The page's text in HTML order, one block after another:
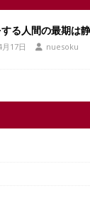
る人間の最期は
17日 nuesoku